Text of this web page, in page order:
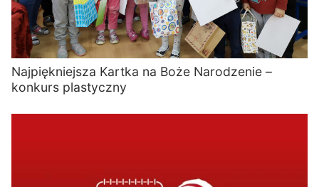
Najpiękniejsza Kartka na Boże Narodzenie –
konkurs plastyczny